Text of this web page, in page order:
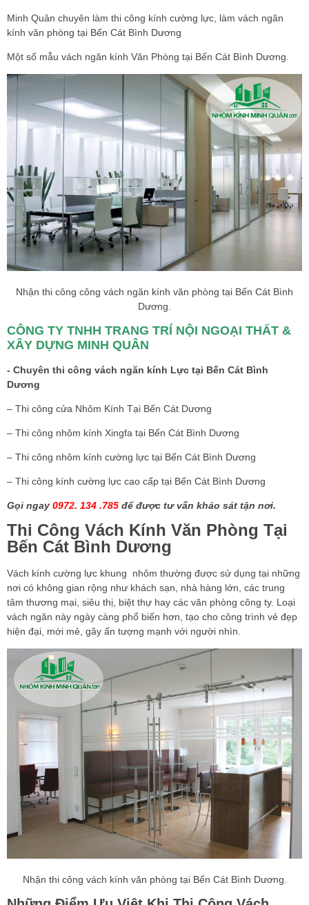
Minh Quân chuyên làm thi công kính cường lực, làm vách ngăn
kính văn phòng tại Bến Cát Bình Dương
Một số mẫu vách ngăn kính Văn Phòng tại Bến Cát Bình Dương.
Nhận thi công công vách ngăn kính văn phòng tại Bến Cát Bình
Dương.
CÔNG TY TNHH TRANG TRÍ NỘI NGOẠI THẤT &
XÂY DỰNG MINH QUÂN
- Chuyên thi công vách ngăn kính Lực tại Bến Cát Bình
Dương
– Thi công cửa Nhôm Kính Tại Bến Cát Dương
– Thi công nhôm kính Xingfa tại Bến Cát Bình Dương
– Thi công nhôm kính cường lực tại Bến Cát Bình Dương
– Thi công kính cường lực cao cấp tại Bến Cát Bình Dương
Gọi ngay 0972. 134 .785 để được tư vấn khảo sát tận nơi.
Thi Công Vách Kính Văn Phòng Tại
Bến Cát Bình Dương
Vách kính cường lực khung nhôm thường được sử dụng tại những
nơi có không gian rộng như khách sạn, nhà hàng lớn, các trung
tâm thương mại, siêu thị, biệt thự hay các văn phòng công ty. Loại
vách ngăn này ngày càng phổ biến hơn, tạo cho công trình vẻ đẹp
hiện đại, mới mẻ, gây ấn tượng mạnh với người nhìn.
Nhận thi công vách kính văn phòng tại Bến Cát Bình Dương.